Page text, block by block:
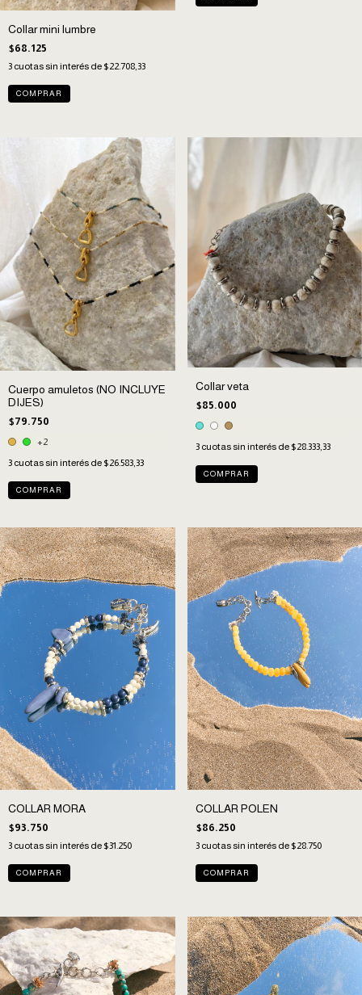
Collar mini lumbre
$68.125
3 cuotas sin interés de $22.708,33
Cuerpo amuletos (NO INCLUYE
DIJES)
$79.750
+2
3 cuotas sin interés de $26.583,33
COMPRAR
Collar veta
$85.000
3 cuotas sin interés de $28.333,33
COMPRAR
COLLAR MORA
$93.750
3 cuotas sin interés de $31.250
COLLAR POLEN
$86.250
3 cuotas sin interés de $28.750